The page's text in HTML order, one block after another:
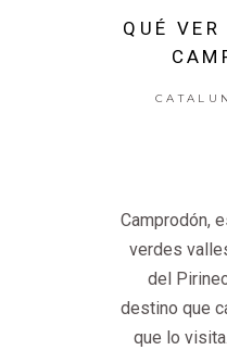
QUÉ VER
Camprodón,
verdes
del
destino que
que lo